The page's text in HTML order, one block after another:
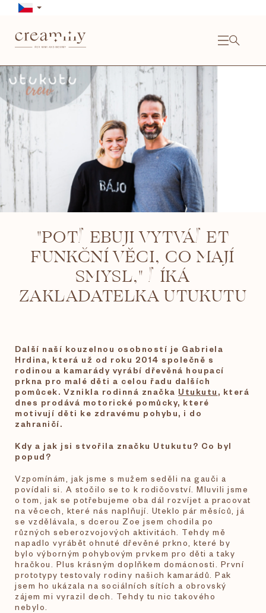
Přejít
"POTŘEBUJI VYTVÁŘET
FUNKČNÍ VĚCI, CO MAJÍ
SMYSL," ŘÍKÁ
ZAKLADATELKA UTUKUTU
Další naší kouzelnou osobností je Gabriela
Hrdina, která už od roku 2014 společně s
rodinou a kamarády vyrábí dřevěná houpací
prkna pro malé děti a celou řadu dalších
pomůcek. Vznikla rodinná značka Utukutu , která
dnes prodává motorické pomůcky, které
motivují děti ke zdravému pohybu, i do
zahraničí.
Kdy a jak jsi stvořila značku Utukutu? Co byl
popud?
Vzpomínám, jak jsme s mužem seděli na gauči a
povídali si. A stočilo se to k rodičovství. Mluvili jsme
o tom, jak se potřebujeme oba dál rozvíjet a pracovat
na věcech, které nás naplňují. Uteklo pár měsíců, já
se vzdělávala, s dcerou Zoe jsem chodila po
různých seberozvojových aktivitách. Tehdy mě
napadlo vyrábět ohnuté dřevěné prkno, které by
bylo výborným pohybovým prvkem pro děti a taky
hračkou. Plus krásným doplňkem domácnosti. První
prototypy testovaly rodiny našich kamarádů. Pak
jsem ho ukázala na sociálních sítích a obrovský
zájem mi vyrazil dech. Tehdy tu nic takového
nebylo.